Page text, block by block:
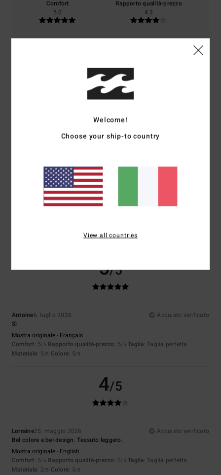
Comfort
5.0
Rapporto qualità-prezzo
4.2
Colore
5.0
9. luglio 2026
Perché sono rimasto molto soddisfatto del mio ordine.
Consiglio questo prodotto
5/5
Antoine6. luglio 2026
Acquisto verificato
Sì
Mostra originale - Français
Comfort: 5/5 Rapporto qualità-prezzo: 5/5 Taglia: Taglia perfetta
Materiale: 5/5 Colore: 5/5
4/5
Lorraine25. maggio 2026
Acquisto verificato
Bel colore e bel design. Tessuto leggero.
Mostra originale - English
Comfort: 5/5 Rapporto qualità-prezzo: 2/5 Taglia: Taglia perfetta
Materiale: 2/5 Colore: 5/5
Welcome!
Choose your ship-to country
View all countries